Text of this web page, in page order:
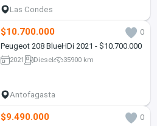
Las Condes
$10.700.000
0
Peugeot 208 BlueHDi 2021 - $10.700.000
2021 Diesel 35900 km
Antofagasta
$9.490.000
0